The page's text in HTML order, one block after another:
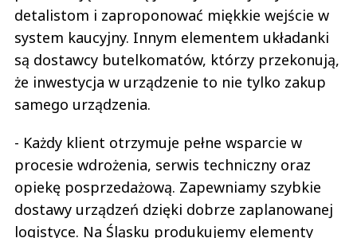
detalistom i zaproponować miękkie wejście w
system kaucyjny. Innym elementem układanki
są dostawcy butelkomatów, którzy przekonują,
że inwestycja w urządzenie to nie tylko zakup
samego urządzenia.
- Każdy klient otrzymuje pełne wsparcie w
procesie wdrożenia, serwis techniczny oraz
opiekę posprzedażową. Zapewniamy szybkie
dostawy urządzeń dzięki dobrze zaplanowanej
logistyce. Na Śląsku produkujemy elementy